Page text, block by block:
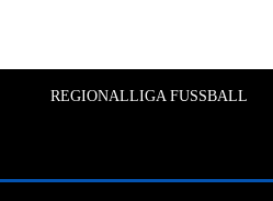
REGIONALLIGA FUSSBALL